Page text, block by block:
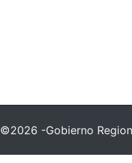
©2026 -Gobierno